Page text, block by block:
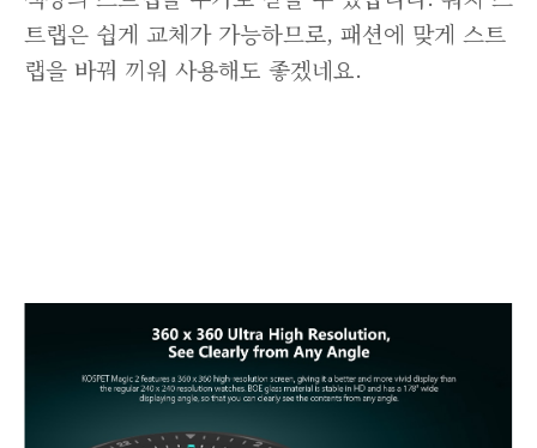
트랩은 쉽게 교체가 가능하므로, 패션에 맞게 스트
랩을 바꿔 끼워 사용해도 좋겠네요.